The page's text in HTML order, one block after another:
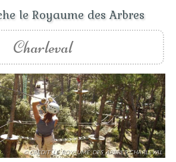
le Royaume des Arbres
Charleval
© CREDIT_LE_ROYAUME_DES_ARBRES_CHARLEVAL